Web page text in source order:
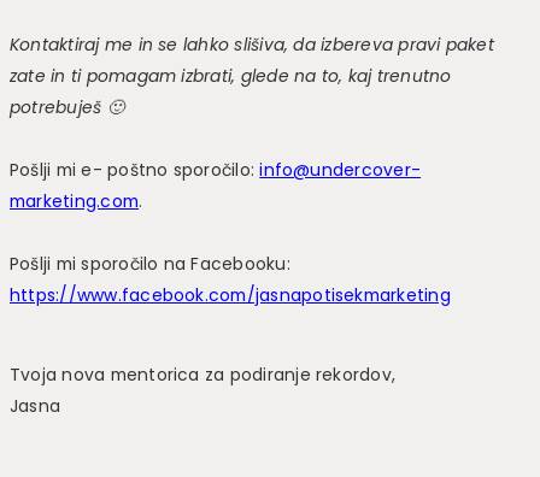
Kontaktiraj me in se lahko slišiva, da izbereva pravi paket
zate in ti pomagam izbrati, glede na to, kaj trenutno
potrebuješ 🙂
Pošlji mi e- poštno sporočilo:info@undercover-
marketing.com.
Pošlji mi sporočilo na Facebooku:
https://www.facebook.com/jasnapotisekmarketing
Tvoja nova mentorica za podiranje rekordov,
Jasna